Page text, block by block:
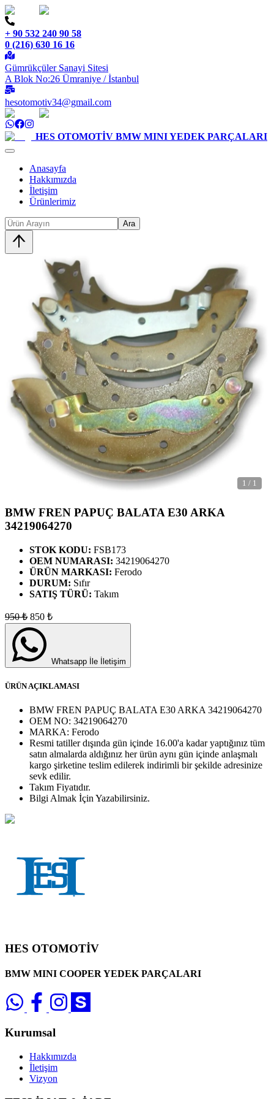
+ 90 532 240 90 58
0 (216) 630 16 16
Gümrükçüler Sanayi Sitesi
A Blok No:26 Ümraniye / İstanbul
hesotomotiv34@gmail.com
HES OTOMOTİV BMW MINI YEDEK PARÇALARI
Anasayfa
Hakkımızda
İletişim
Ürünlerimiz
Ara
1 / 1
BMW FREN PAPUÇ BALATA E30 ARKA
34219064270
STOK KODU: FSB173
OEM NUMARASI: 34219064270
ÜRÜN MARKASI: Ferodo
DURUM: Sıfır
SATIŞ TÜRÜ: Takım
950₺ 850 ₺
Whatsapp İle İletişim
ÜRÜN AÇIKLAMASI
BMW FREN PAPUÇ BALATA E30 ARKA 34219064270
OEM NO: 34219064270
MARKA: Ferodo
Resmi tatiller dışında gün içinde 16.00'a kadar yaptığınız tüm
satın almalarda aldığınız her ürün aynı gün içinde anlaşmalı
kargo şirketine teslim edilerek indirimli bir şekilde adresinize
sevk edilir.
Takım Fiyatıdır.
Bilgi Almak İçin Yazabilirsiniz.
HES OTOMOTİV
BMW MINI COOPER YEDEK PARÇALARI
Kurumsal
Hakkımızda
İletişim
Vizyon